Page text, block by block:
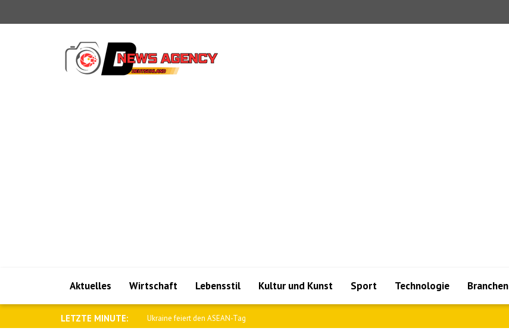
Aktuelles Wirtschaft Lebensstil Kultur und Kunst Sport Technologie Branchen
LETZTE MINUTE: Wong: Australien und ASEAN werden die re..